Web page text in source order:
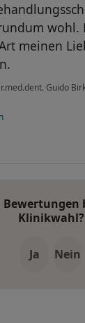
wohl.
meinen
Guido
Klinikwahl?
Ja Nein